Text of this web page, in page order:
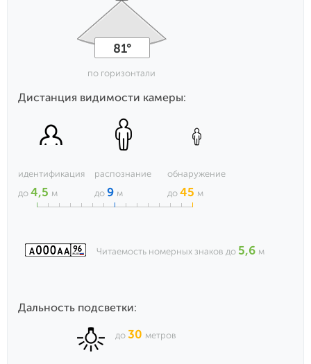
81°
по горизонтали
Дистанция видимости камеры:
идентификация
до 4,5 м
распознание
до 9 м
обнаружение
до 45 м
Читаемость номерных знаков до 5,6 м
Дальность подсветки:
до 30 метров